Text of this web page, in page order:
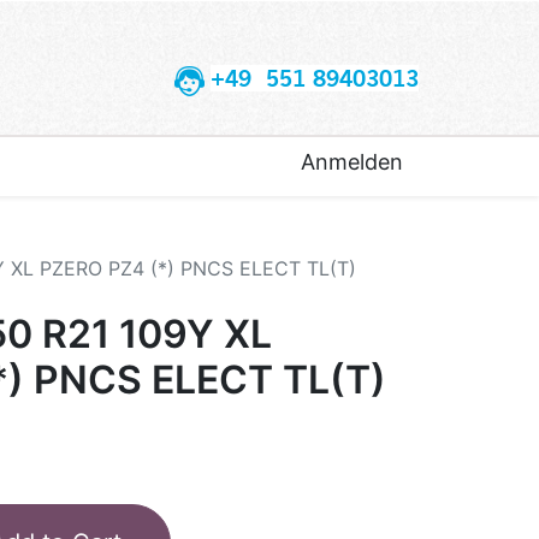
+49 551 89403013
Anmelden
XL PZERO PZ4 (*) PNCS ELECT TL(T)
R21 109Y XL
PNCS ELECT TL(T)